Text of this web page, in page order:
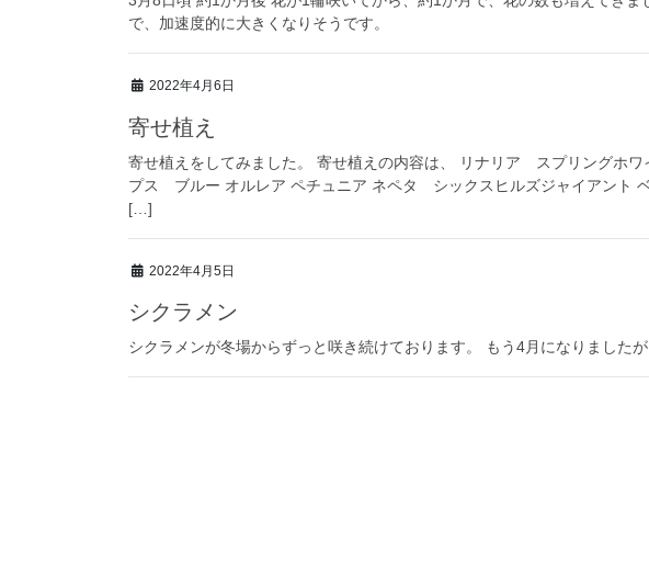
で、加速度的に大きくなりそうです。
2022年4月6日
寄せ植え
寄せ植えをしてみました。 寄せ植えの内容は、 リナリア スプリングホ
プス ブルー オルレア ペチュニア ネペタ シックスヒルズジャイアント
[…]
2022年4月5日
シクラメン
シクラメンが冬場からずっと咲き続けております。 もう4月になりました